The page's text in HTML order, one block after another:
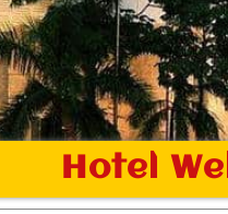
Hotel